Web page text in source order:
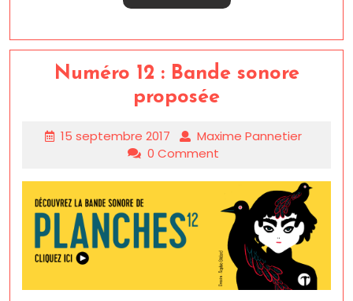
Numéro 12 : Bande sonore
proposée
15 septembre 2017
Maxime Pannetier
0 Comment